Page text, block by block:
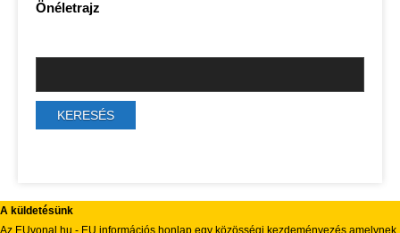
Önéletrajz
A küldetésünk
Az EUvonal.hu - EU információs honlap egy közösségi kezdeményezés amelynek